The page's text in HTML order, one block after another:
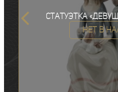
Статуэтка
Нет в